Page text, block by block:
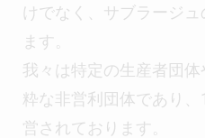
けでなく、サブラージ
ます。
我々は特定の生産者団
粋な非営利団体であり、
営されております。